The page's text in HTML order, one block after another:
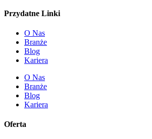
Przydatne Linki
O Nas
Branże
Blog
Kariera
O Nas
Branże
Blog
Kariera
Oferta